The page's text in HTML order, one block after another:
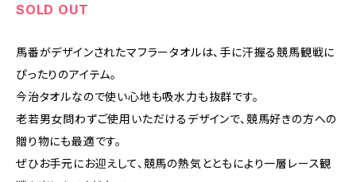
SOLD OUT
馬番がデザインされたマフラータオルは、手に汗握る競馬観戦に
ぴったりのアイテム。
今治タオルなので使い心地も吸水力も抜群です。
老若男女問わずご使用いただけるデザインで、競馬好きの方への
贈り物にも最適です。
ぜひお手元にお迎えして、競馬の熱気とともにより一層レース観